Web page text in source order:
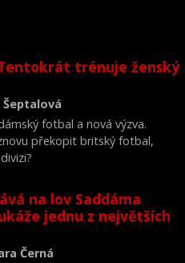
trénuje ženský
Šeptalová
fotbal a nová výzva.
překopit britský fotbal,
na lov Saddáma
jednu z největších
Černá